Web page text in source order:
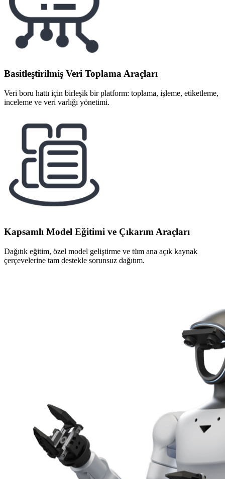
Basitleştirilmiş Veri Toplama Araçları
Veri boru hattı için birleşik bir platform: toplama, işleme, etiketleme,
inceleme ve veri varlığı yönetimi.
Kapsamlı Model Eğitimi ve Çıkarım Araçları
Dağıtık eğitim, özel model geliştirme ve tüm ana açık kaynak
çerçevelerine tam destekle sorunsuz dağıtım.